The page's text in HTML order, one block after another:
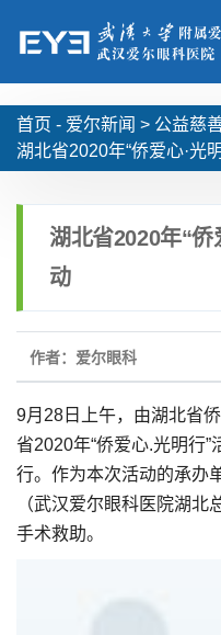
首页 - 爱尔新闻 > 公益慈
湖北省2020年“侨爱心·光
湖北省2020年“侨
动
作者：爱尔眼科
9月28日上午，由湖北省
省2020年“侨爱心.光明行
行。作为本次活动的承办
（武汉爱尔眼科医院湖
手术救助。